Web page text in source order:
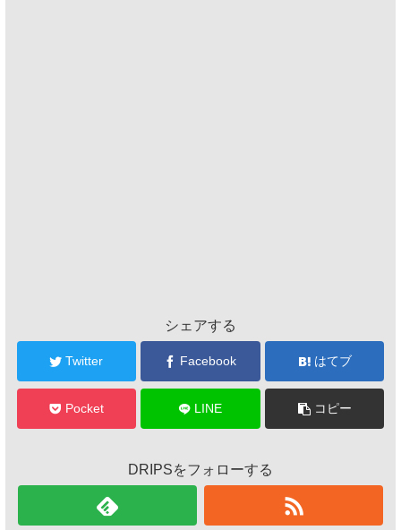
シェアする
Twitter Facebook はてブ
Pocket LINE コピー
DRIPSをフォローする